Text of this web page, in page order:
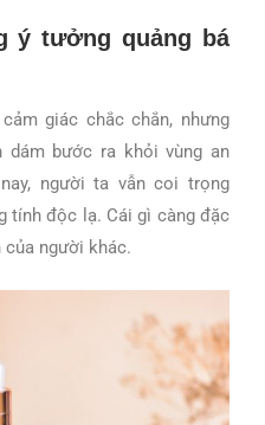
ý tưởng quảng bá
giác chắc chắn, nhưng
dám bước ra khỏi vùng an
người ta vẫn coi trọng
tính độc lạ. Cái gì càng đặc
của người khác.